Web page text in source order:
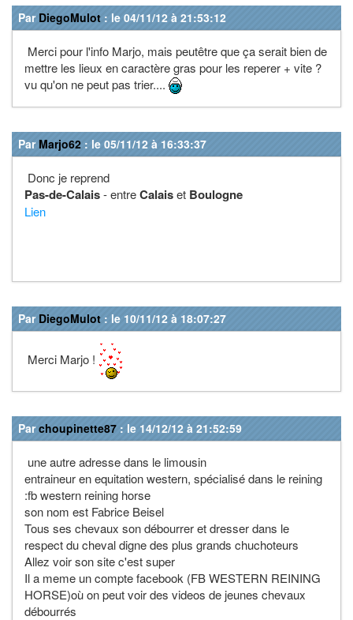
Par DiegoMulot : le 04/11/12 à 21:53:12
Merci pour l'info Marjo, mais peutêtre que ça serait bien de
mettre les lieux en caractère gras pour les reperer + vite ?
vu qu'on ne peut pas trier....
Par Marjo62 : le 05/11/12 à 16:33:37
Donc je reprend
Pas-de-Calais- entreCalaiset Boulogne
Lien
Par DiegoMulot : le 10/11/12 à 18:07:27
Merci Marjo !
Parchoupinette87 : le 14/12/12 à 21:52:59
une autre adresse dans le limousin
entraineur en equitation western, spécialisé dans le reining
:fb western reining horse
son nom est Fabrice Beisel
Tous ses chevaux son débourrer et dresser dans le
respect du cheval digne des plus grands chuchoteurs
Allez voir son site c'est super
Il a meme un compte facebook (FB WESTERN REINING
HORSE)où on peut voir des videos de jeunes chevaux
débourrés